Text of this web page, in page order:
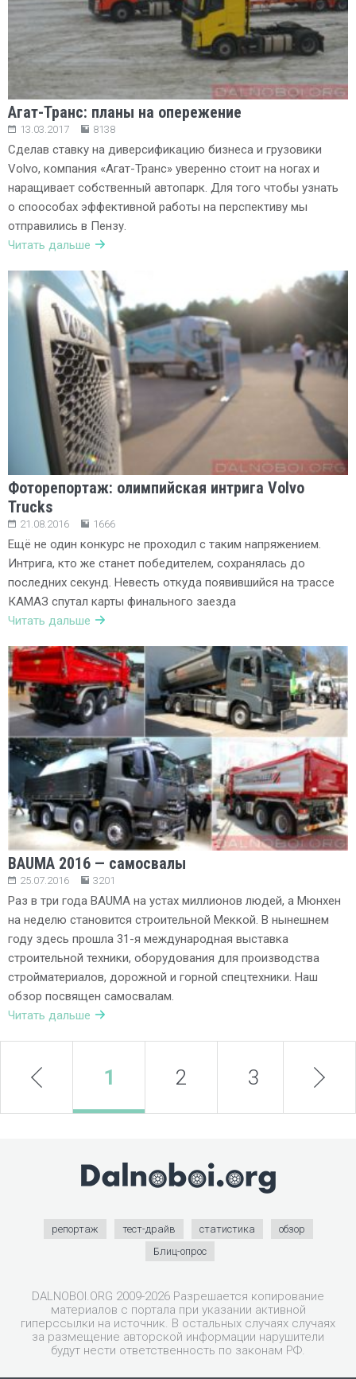
Агат-Транс: планы на опережение
13.03.2017 8138
Сделав ставку на диверсификацию бизнеса и грузовики
Volvo, компания «Агат-Транс» уверенно стоит на ногах и
наращивает собственный автопарк. Для того чтобы узнать
о споособах эффективной работы на перспективу мы
отправились в Пензу.
Читать дальше
Фоторепортаж: олимпийская интрига Volvo
Trucks
21.08.2016 1666
Ещё не один конкурс не проходил с таким напряжением.
Интрига, кто же станет победителем, сохранялась до
последних секунд. Невесть откуда появившийся на трассе
КАМАЗ спутал карты финального заезда
Читать дальше
BAUMA 2016 — самосвалы
25.07.2016 3201
Раз в три года BAUMA на устах миллионов людей, а Мюнхен
на неделю становится строительной Меккой. В нынешнем
году здесь прошла 31-я международная выставка
строительной техники, оборудования для производства
стройматериалов, дорожной и горной спецтехники. Наш
обзор посвящен самосвалам.
Читать дальше
prev 1 2 3 next
репортаж тест-драйв статистика
обзор
Блиц-опрос
DALNOBOI.ORG 2009-2026 Разрешается копирование
материалов с портала при указании активной
гиперссылки на источник. В остальных случаях случаях
за размещение авторской информации нарушители
будут нести ответственность по законам РФ.